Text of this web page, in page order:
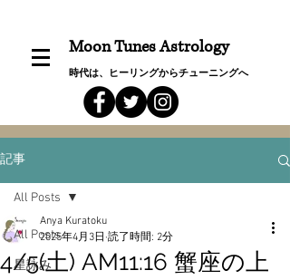
Moon Tunes Astrology
時代は、ヒーリングからチューニングへ
記事
All Posts
星詠み
All Posts
4/5(土) AM11:16 蟹座の上
Anya Kuratoku
2025年4月3日 読了時間: 2分